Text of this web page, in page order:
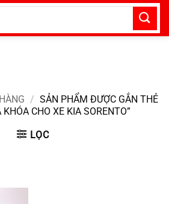
/ SẢN PHẨM ĐƯỢC GẮN THẺ
CHO XE KIA SORENTO”
LỌC